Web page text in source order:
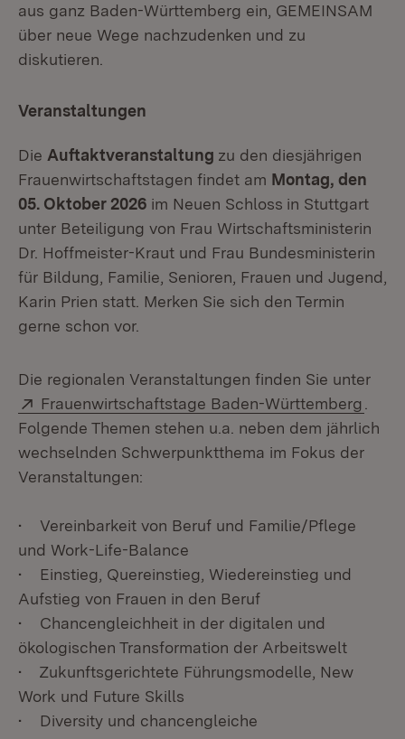
aus ganz Baden-Württemberg ein, GEMEINSAM
über neue Wege nachzudenken und zu
diskutieren.
Veranstaltungen
Die Auftaktveranstaltung zu den diesjährigen
Frauenwirtschaftstagen findet am Montag, den
05. Oktober 2026 im Neuen Schloss in Stuttgart
unter Beteiligung von Frau Wirtschaftsministerin
Dr. Hoffmeister-Kraut und Frau Bundesministerin
für Bildung, Familie, Senioren, Frauen und Jugend,
Karin Prien statt. Merken Sie sich den Termin
gerne schon vor.
Die regionalen Veranstaltungen finden Sie unter
Extern:
Frauenwirtschaftstage Baden-Württemberg
Folgende Themen stehen u.a. neben dem jährlich
wechselnden Schwerpunktthema im Fokus der
Veranstaltungen:
• Vereinbarkeit von Beruf und Familie/Pflege
und Work-Life-Balance
• Einstieg, Quereinstieg, Wiedereinstieg und
Aufstieg von Frauen in den Beruf
• Chancengleichheit in der digitalen und
ökologischen Transformation der Arbeitswelt
• Zukunftsgerichtete Führungsmodelle, New
Work und Future Skills
• Diversity und chancengleiche